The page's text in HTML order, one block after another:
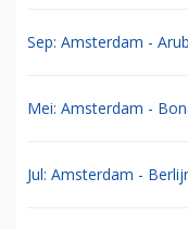
Sep: Amsterdam -
Mei: Amsterdam -
Jul: Amsterdam -